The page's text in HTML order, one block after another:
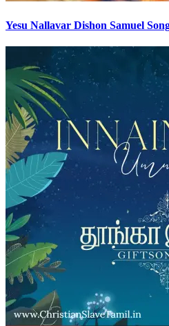
Yesu Nallavar Dishon Samuel